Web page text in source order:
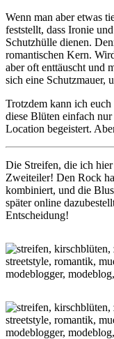
Wenn man aber etwas
feststellt, dass Ironie
Schutzhülle dienen.
romantischen Kern.
aber oft enttäuscht und
sich eine Schutzmauer,
Trotzdem kann ich
diese Blüten einfach
Location begeistert.
Die Streifen, die ich
Zweiteiler! Den Rock
kombiniert, und die
später online
Entscheidung!